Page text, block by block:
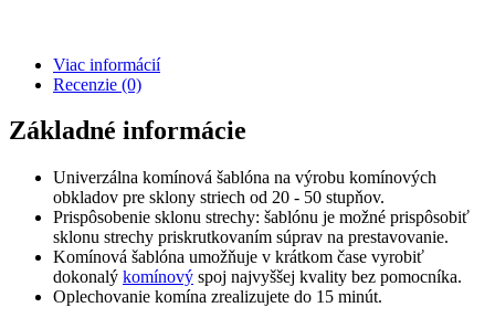
Viac informácií
Recenzie (0)
Základné informácie
Univerzálna komínová šablóna na výrobu komínových
obkladov pre sklony striech od 20 - 50 stupňov.
Prispôsobenie sklonu strechy: šablónu je možné prispôsobiť
sklonu strechy priskrutkovaním súprav na prestavovanie.
Komínová šablóna umožňuje v krátkom čase vyrobiť
dokonalý komínový spoj najvyššej kvality bez pomocníka.
Oplechovanie komína zrealizujete do 15 minút.